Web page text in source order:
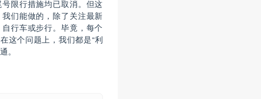
限行措施均已取消。但这
们能做的，除了关注最新
行车或步行。毕竟，每个
这个问题上，我们都是“利
。